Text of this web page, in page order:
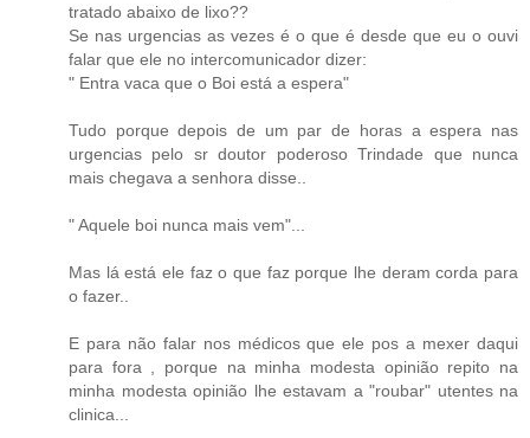
tratado abaixo de lixo??
Se nas urgencias as vezes é o que é desde que eu o ouvi
falar que ele no intercomunicador dizer:
" Entra vaca que o Boi está a espera"
Tudo porque depois de um par de horas a espera nas
urgencias pelo sr doutor poderoso Trindade que nunca
mais chegava a senhora disse..
" Aquele boi nunca mais vem"...
Mas lá está ele faz o que faz porque lhe deram corda para
o fazer..
E para não falar nos médicos que ele pos a mexer daqui
para fora , porque na minha modesta opinião repito na
minha modesta opinião lhe estavam a "roubar" utentes na
clinica...